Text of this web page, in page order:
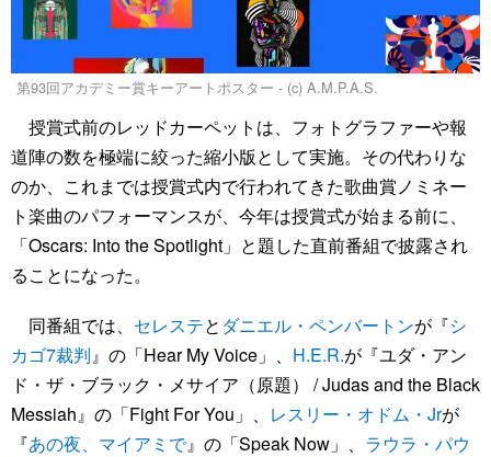
第93回アカデミー賞キーアートポスター - (c) A.M.P.A.S.
授賞式前のレッドカーペットは、フォトグラファーや報
道陣の数を極端に絞った縮小版として実施。その代わりな
のか、これまでは授賞式内で行われてきた歌曲賞ノミネー
ト楽曲のパフォーマンスが、今年は授賞式が始まる前に、
「Oscars: Into the Spotlight」と題した直前番組で披露され
ることになった。
同番組では、 セレステと ダニエル・ペンバートンが『シ
カゴ7裁判』の「Hear My Voice」、 H.E.R.が『ユダ・アン
ド・ザ・ブラック・メサイア（原題） / Judas and the Black
Messiah』の「Fight For You」、 レスリー・オドム・Jrが
『あの夜、マイアミで』の「Speak Now」、 ラウラ・パウ